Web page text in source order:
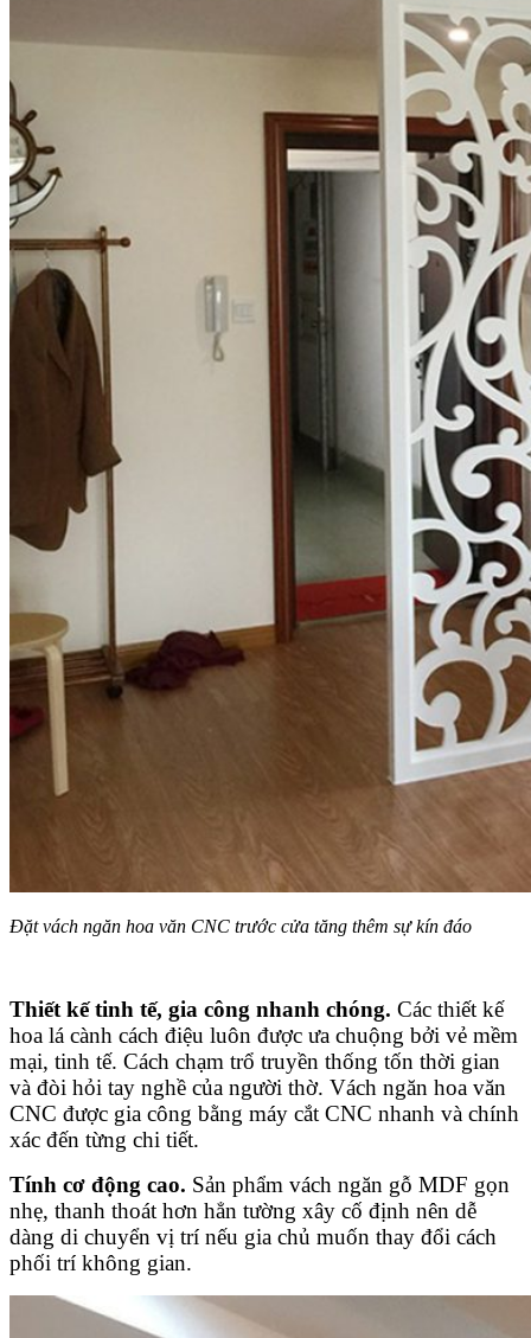
Đặt vách ngăn hoa văn CNC trước cửa tăng thêm sự kín đáo
Thiết kế tinh tế, gia công nhanh chóng. Các thiết kế
hoa lá cành cách điệu luôn được ưa chuộng bởi vẻ mềm
mại, tinh tế. Cách chạm trổ truyền thống tốn thời gian
và đòi hỏi tay nghề của người thờ. Vách ngăn hoa văn
CNC được gia công bằng máy cắt CNC nhanh và chính
xác đến từng chi tiết.
Tính cơ động cao. Sản phẩm vách ngăn gỗ MDF gọn
nhẹ, thanh thoát hơn hẳn tường xây cố định nên dễ
dàng di chuyển vị trí nếu gia chủ muốn thay đổi cách
phối trí không gian.